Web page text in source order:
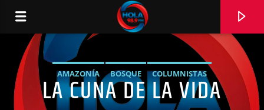
RADIO HOLA
AMAZONÍA BOSQUE
COLUMNISTAS
GUIDO CALDERÓN
NOTICIAS
NOTICIAS ECUADOR
LA CUNA DE LA VIDA